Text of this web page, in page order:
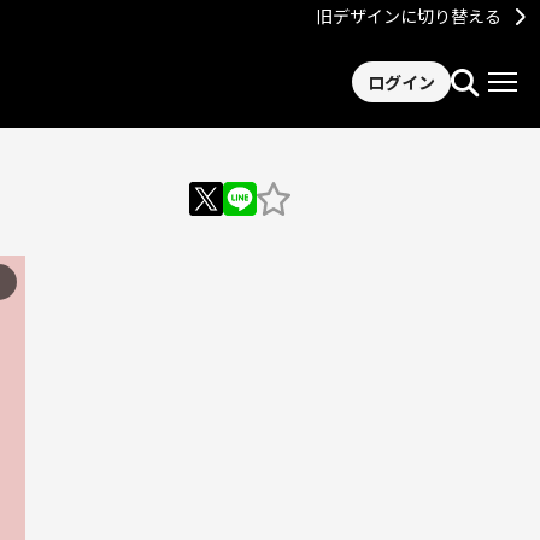
旧デザインに切り替える
ログイン